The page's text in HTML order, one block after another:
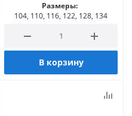
Размеры:
104, 110, 116, 122, 128, 134
В корзину